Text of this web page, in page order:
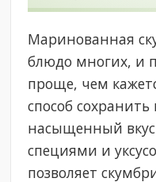
Маринованная
блюдо многих, и
проще, чем
способ
насыщенный
специями и
позволяет